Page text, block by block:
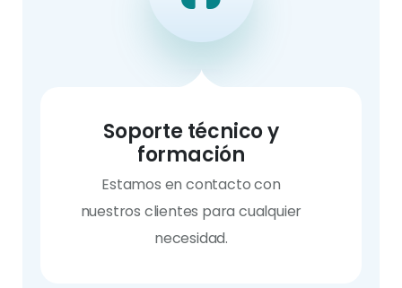
Soporte técnico y
formación
Estamos en contacto con
nuestros clientes para cualquier
necesidad.